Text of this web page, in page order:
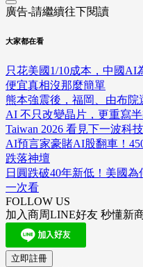
廣告-請繼續往下閱讀
大家都在看
只花美國1/10成本，中國AI
便宜真相沒那麼簡單
熊本強震後，福岡、由布
AI 不只改變晶片，更重寫
Taiwan 2026 看見下一波科
AI預言家豪賭AI股翻車！
跌落神壇
日圓跌破40年新低！美國
一次看
FOLLOW US
加入商周LINE好友 秒懂新
立即註冊